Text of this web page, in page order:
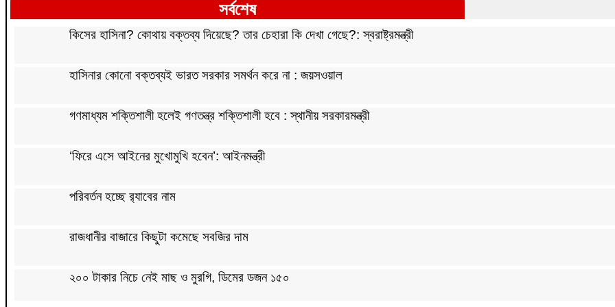
সর্বশেষ
কিসের হাসিনা? কোথায় বক্তব্য দিয়েছে? তার চেহারা কি দেখা গেছে?: স্বরাষ্ট্রমন্ত্রী
হাসিনার কোনো বক্তব্যই ভারত সরকার সমর্থন করে না : জয়সওয়াল
গণমাধ্যম শক্তিশালী হলেই গণতন্ত্র শক্তিশালী হবে : স্থানীয় সরকারমন্ত্রী
‘ফিরে এসে আইনের মুখোমুখি হবেন’: আইনমন্ত্রী
পরিবর্তন হচ্ছে র‌্যাবের নাম
রাজধানীর বাজারে কিছুটা কমেছে সবজির দাম
২০০ টাকার নিচে নেই মাছ ও মুরগি, ডিমের ডজন ১৫০